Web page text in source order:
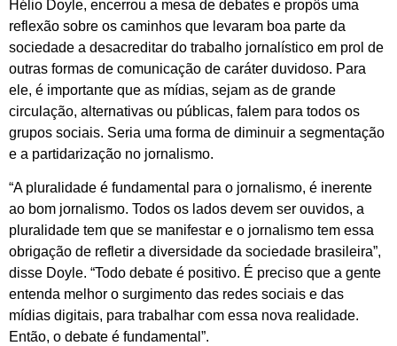
Hélio Doyle, encerrou a mesa de debates e propôs uma
reflexão sobre os caminhos que levaram boa parte da
sociedade a desacreditar do trabalho jornalístico em prol de
outras formas de comunicação de caráter duvidoso. Para
ele, é importante que as mídias, sejam as de grande
circulação, alternativas ou públicas, falem para todos os
grupos sociais. Seria uma forma de diminuir a segmentação
e a partidarização no jornalismo.
“A pluralidade é fundamental para o jornalismo, é inerente
ao bom jornalismo. Todos os lados devem ser ouvidos, a
pluralidade tem que se manifestar e o jornalismo tem essa
obrigação de refletir a diversidade da sociedade brasileira”,
disse Doyle. “Todo debate é positivo. É preciso que a gente
entenda melhor o surgimento das redes sociais e das
mídias digitais, para trabalhar com essa nova realidade.
Então, o debate é fundamental”.